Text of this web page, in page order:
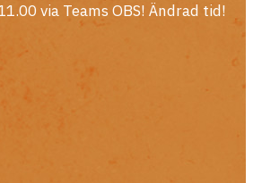
via Teams OBS! Ändrad tid!